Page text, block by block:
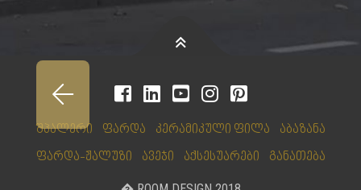
შპალერი ფარდა კერამიკული ფილა
აბაზანა
ფარდა-ჟალუზი
ავეჯი აქსესუარები განათება